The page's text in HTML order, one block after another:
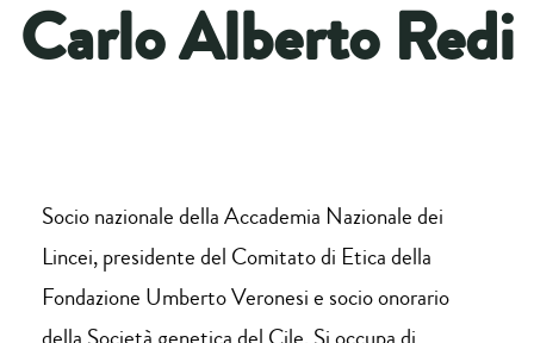
Carlo Alberto Redi
Socio nazionale della Accademia Nazionale dei
Lincei, presidente del Comitato di Etica della
Fondazione Umberto Veronesi e socio onorario